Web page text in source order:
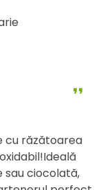
cu răzătoarea
Ideală
sau ciocolată,